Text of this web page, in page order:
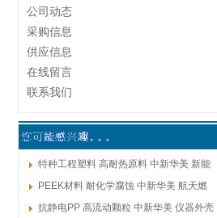
公司动态
采购信息
供应信息
在线留言
联系我们
特种工程塑料 高耐热原料 中新华美 新能
源电池组件
PEEK材料 耐化学腐蚀 中新华美 航天燃
料系统 耐油耐水
抗静电PP 高流动颗粒 中新华美 仪器外壳